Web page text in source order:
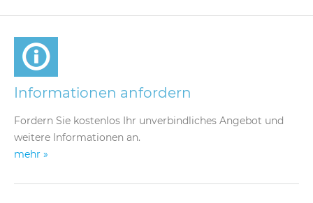
Informationen anfordern
Fordern Sie kostenlos Ihr unverbindliches Angebot und
weitere Informationen an.
mehr »